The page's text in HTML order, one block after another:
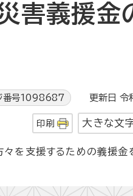
害義援金
番号1098687 更新日 令
印刷 大きな文
を支援するための義援金